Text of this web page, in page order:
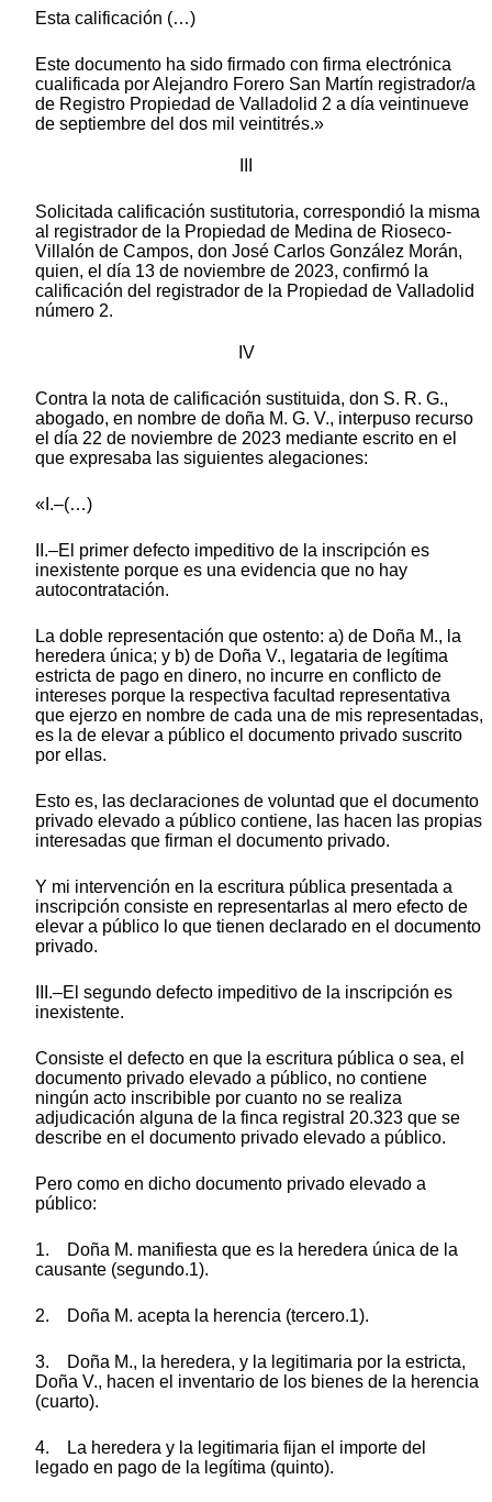
Esta calificación (…)
Este documento ha sido firmado con firma electrónica
cualificada por Alejandro Forero San Martín registrador/a
de Registro Propiedad de Valladolid 2 a día veintinueve
de septiembre del dos mil veintitrés.»
Solicitada calificación sustitutoria, correspondió la misma
al registrador de la Propiedad de Medina de Rioseco-
Villalón de Campos, don José Carlos González Morán,
quien, el día 13 de noviembre de 2023, confirmó la
calificación del registrador de la Propiedad de Valladolid
número 2.
IV
Contra la nota de calificación sustituida, don S. R. G.,
abogado, en nombre de doña M. G. V., interpuso recurso
el día 22 de noviembre de 2023 mediante escrito en el
que expresaba las siguientes alegaciones:
«I.–(…)
II.–El primer defecto impeditivo de la inscripción es
inexistente porque es una evidencia que no hay
autocontratación.
La doble representación que ostento: a) de Doña M., la
heredera única; y b) de Doña V., legataria de legítima
estricta de pago en dinero, no incurre en conflicto de
intereses porque la respectiva facultad representativa
que ejerzo en nombre de cada una de mis representadas,
es la de elevar a público el documento privado suscrito
por ellas.
Esto es, las declaraciones de voluntad que el documento
privado elevado a público contiene, las hacen las propias
interesadas que firman el documento privado.
Y mi intervención en la escritura pública presentada a
inscripción consiste en representarlas al mero efecto de
elevar a público lo que tienen declarado en el documento
privado.
III.–El segundo defecto impeditivo de la inscripción es
inexistente.
Consiste el defecto en que la escritura pública o sea, el
documento privado elevado a público, no contiene
ningún acto inscribible por cuanto no se realiza
adjudicación alguna de la finca registral 20.323 que se
describe en el documento privado elevado a público.
Pero como en dicho documento privado elevado a
público:
1. Doña M. manifiesta que es la heredera única de la
causante (segundo.1).
2. Doña M. acepta la herencia (tercero.1).
3. Doña M., la heredera, y la legitimaria por la estricta,
Doña V., hacen el inventario de los bienes de la herencia
(cuarto).
4. La heredera y la legitimaria fijan el importe del
legado en pago de la legítima (quinto).